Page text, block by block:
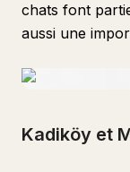
chats font
aussi une
Kadiköy et